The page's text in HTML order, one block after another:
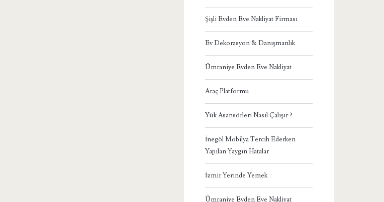
Şişli Evden Eve Nakliyat Firması
Ev Dekorasyon & Danışmanlık
Ümraniye Evden Eve Nakliyat
Araç Platformu
Yük Asansörleri Nasıl Çalışır ?
İnegöl Mobilya Tercih Ederken
Yapılan Yaygın Hatalar
İzmir Yerinde Yemek
Ümraniye Evden Eve Nakliyat